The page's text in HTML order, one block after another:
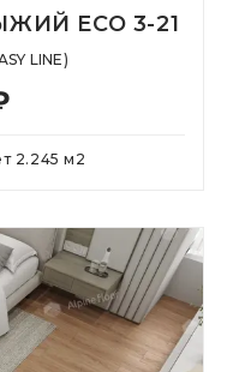
ECO 3-21
LINE)
2.245 м 2